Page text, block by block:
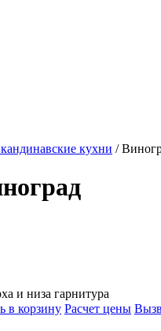
кухни /
и низа гарнитура
в корзину Расчет цены